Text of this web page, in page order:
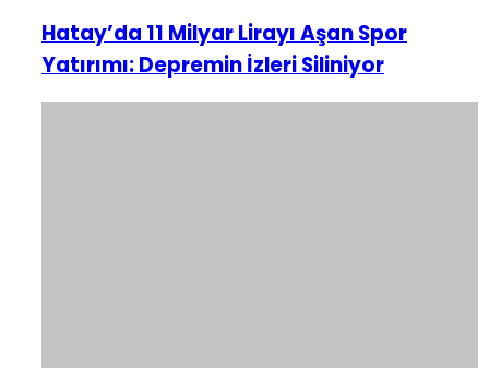
Hatay’da 11 Milyar Lirayı Aşan Spor
Yatırımı: Depremin İzleri Siliniyor